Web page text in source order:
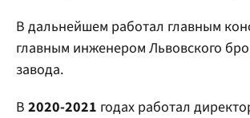
В дальнейшем работал главным
главным инженером Львовского
завода.
В 2020-2021 годах работал